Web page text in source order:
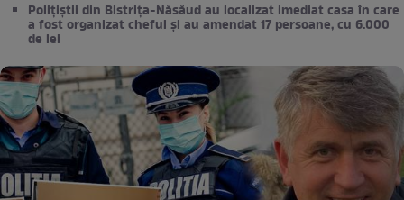
Polițiștii din Bistrița-Năsăud au localizat imediat casa în care
a fost organizat cheful și au amendat 17 persoane, cu 6.000
de lei